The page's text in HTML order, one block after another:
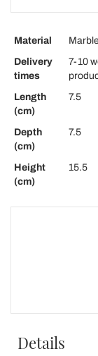
Material
Delivery
times
7-10
Length
(cm)
7.5
Depth
(cm)
7.5
Height
(cm)
15.5
Details